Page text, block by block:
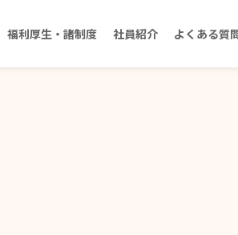
福利厚生・諸制度 社員紹介 よくある質